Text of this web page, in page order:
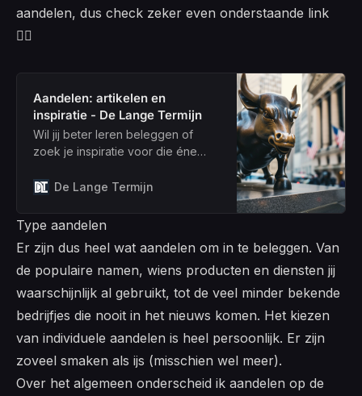
aandelen, dus check zeker even onderstaande link
👇🏻
Aandelen: artikelen en
inspiratie - De Lange Termijn
Wil jij beter leren beleggen of
zoek je inspiratie voor die éne
van de ervaringen en inzichten
De Lange Termijn
Type aandelen
Er zijn dus heel wat aandelen om in te beleggen. Van
de populaire namen, wiens producten en diensten jij
waarschijnlijk al gebruikt, tot de veel minder bekende
bedrijfjes die nooit in het nieuws komen. Het kiezen
van individuele aandelen is heel persoonlijk. Er zijn
zoveel smaken als ijs (misschien wel meer).
Over het algemeen onderscheid ik aandelen op de